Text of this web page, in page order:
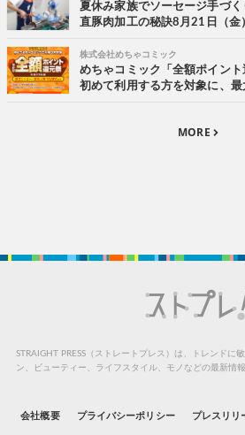
夏休み家族でソーセージ手づ
直豚肉加工の秘訣8月21日（金
株式会社めちゃコミック
めちゃコミック「全額ポイン
初めて利用する方を対象に、
MORE
STRAIGHT PRESS（ストレートプレス）は、トレンドに
ン、ビューティー、ライフスタイル、モノなどの最新情
会社概要 プライバシーポリシー プレスリリ